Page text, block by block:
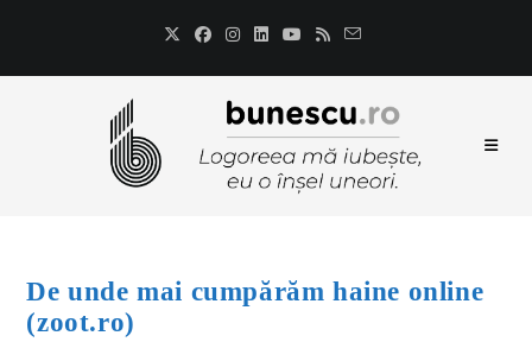
De unde mai cumpărăm haine online
(zoot.ro)